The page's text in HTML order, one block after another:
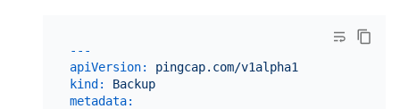
---
apiVersion:
pingcap.com/v1alpha1
kind:
Backup
metadata: